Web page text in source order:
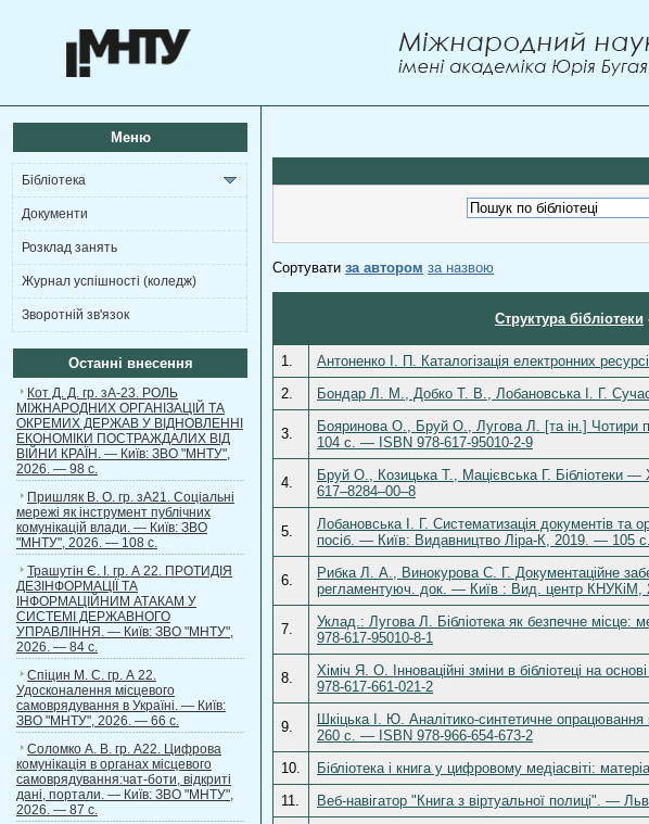
Меню
Бібліотека
Документи
Розклад занять
Журнал успішності (коледж)
Зворотній зв'язок
Останні внесення
Кот Д. Д. гр. зА-23. РОЛЬ
МІЖНАРОДНИХ ОРГАНІЗАЦІЙ ТА
ОКРЕМИХ ДЕРЖАВ У ВІДНОВЛЕННІ
ЕКОНОМІКИ ПОСТРАЖДАЛИХ ВІД
ВІЙНИ КРАЇН. — Київ: ЗВО "МНТУ",
2026. — 98 с.
Пришляк В. О. гр. зА21. Соціальні
мережі як інструмент публічних
комунікацій влади. — Київ: ЗВО
"МНТУ", 2026. — 108 с.
Трашутін Є. І. гр. А 22. ПРОТИДІЯ
ДЕЗІНФОРМАЦІЇ ТА
ІНФОРМАЦІЙНИМ АТАКАМ У
СИСТЕМІ ДЕРЖАВНОГО
УПРАВЛІННЯ. — Київ: ЗВО "МНТУ",
2026. — 84 с.
Спіцин М. С. гр. А 22.
Удосконалення місцевого
самоврядування в Україні. — Київ:
ЗВО "МНТУ", 2026. — 66 с.
Соломко А. В. гр. А22. Цифрова
комунікація в органах місцевого
самоврядування:чат-боти, відкриті
дані, портали. — Київ: ЗВО "МНТУ",
2026. — 87 с.
Сортувати за автором за назвою
Структура бібліотеки
1.
Антоненко І. П. Каталогізація електронних
2.
Бондар Л. М., Добко Т. В., Лобановська І. Г.
3.
Бояринова О., Бруй О., Лугова Л. [та ін.] Чотири
104 с. — ISBN 978-617-95010-2-9
4.
Бруй О., Козицька Т., Мацієвська Г. Бібліотеки
617–8284–00–8
5.
Лобановська І. Г. Систематизація документів та
посіб. — Київ: Видавництво Ліра-К, 2019. — 105
6.
Рибка Л. А., Винокурова С. Г. Документаційне
регламентуюч. док. — Київ : Вид. центр КНУКіМ,
7.
Уклад.: Лугова Л. Бібліотека як безпечне місце:
978-617-95010-8-1
8.
Хіміч Я. О. Інноваційні зміни в бібліотеці на
978-617-661-021-2
9.
Шкіцька І. Ю. Аналітико-синтетичне
260 с. — ISBN 978-966-654-673-2
10.
Бібліотека і книга у цифровому медіасвіті:
11.
Веб-навігатор "Книга з віртуальної полиці". —